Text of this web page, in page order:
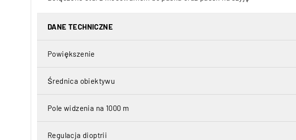
DANE TECHNICZNE
Powiększenie
Średnica obiektywu
Pole widzenia na 1000 m
Regulacja dioptrii